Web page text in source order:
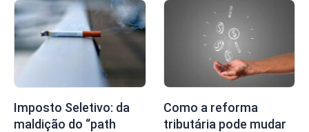
Imposto Seletivo: da
maldição do “path
Como a reforma
tributária pode mudar